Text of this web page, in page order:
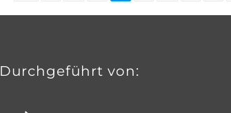
Durchgeführt von: